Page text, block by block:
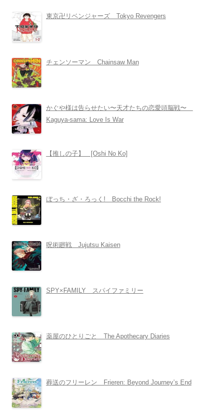
東京卍リベンジャーズ Tokyo Revengers
チェンソーマン Chainsaw Man
かぐや様は告らせたい〜天才たちの恋愛頭脳戦〜
Kaguya-sama: Love Is War
【推しの子】 [Oshi No Ko]
ぼっち・ざ・ろっく! Bocchi the Rock!
呪術廻戦 Jujutsu Kaisen
SPY×FAMILY スパイファミリー
薬屋のひとりごと The Apothecary Diaries
葬送のフリーレン Frieren: Beyond Journey’s End